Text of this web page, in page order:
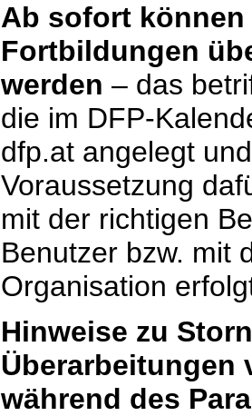
Ab sofort können
Fortbildungen
werden – das
die im DFP-
dfp.at angelegt
Voraussetzung
mit der richtigen
Benutzer bzw. mit
Organisation
Hinweise zu
Überarbeitungen
während des